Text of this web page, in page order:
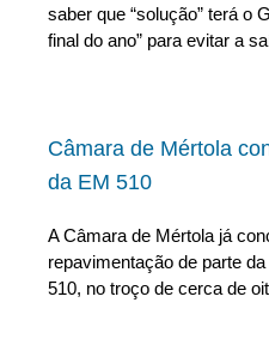
saber que “solução” terá o
final do ano” para evitar a
Câmara de Mértola
da EM 510
A Câmara de Mértola já
repavimentação de parte
510, no troço de cerca de